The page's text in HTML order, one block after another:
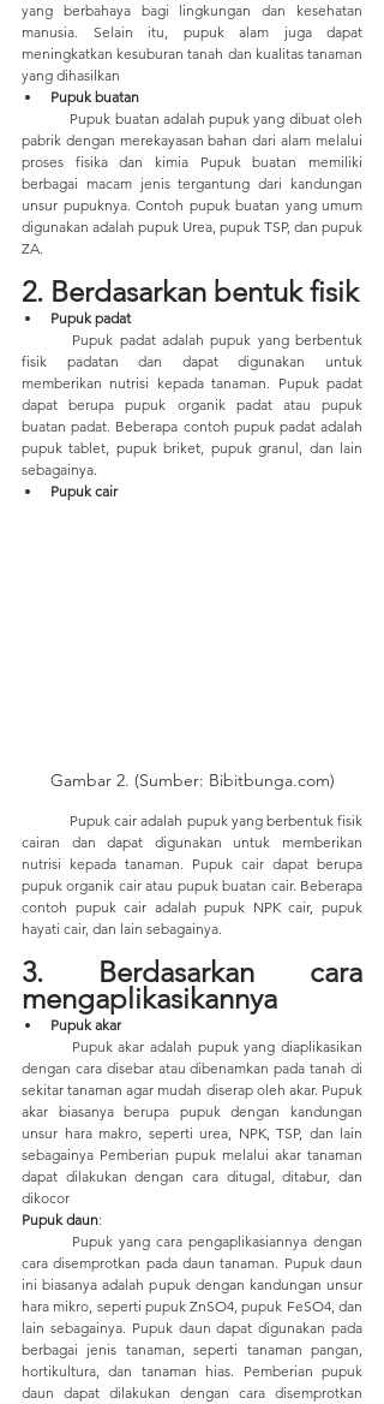
yang berbahaya bagi lingkungan dan kesehatan
manusia. Selain itu, pupuk alam juga dapat
meningkatkan kesuburan tanah dan kualitas tanaman
yang dihasilkan
Pupuk buatan
pabrik dengan merekayasan bahan dari alam melalui
proses fisika dan kimia Pupuk buatan memiliki
berbagai macam jenis tergantung dari kandungan
unsur pupuknya. Contoh pupuk buatan yang umum
digunakan adalah pupuk Urea, pupuk TSP, dan pupuk
ZA.
2. Berdasarkan bentuk fisik
Pupuk padat
fisik padatan dan dapat digunakan untuk
memberikan nutrisi kepada tanaman. Pupuk padat
dapat berupa pupuk organik padat atau pupuk
buatan padat. Beberapa contoh pupuk padat adalah
pupuk tablet, pupuk briket, pupuk granul, dan lain
sebagainya.
Pupuk cair
Gambar 2. (Sumber: Bibitbunga.com)
cairan dan dapat digunakan untuk memberikan
nutrisi kepada tanaman. Pupuk cair dapat berupa
pupuk organik cair atau pupuk buatan cair. Beberapa
contoh pupuk cair adalah pupuk NPK cair, pupuk
hayati cair, dan lain sebagainya.
3. Berdasarkan cara
mengaplikasikannya
Pupuk akar
dengan cara disebar atau dibenamkan pada tanah di
sekitar tanaman agar mudah diserap oleh akar. Pupuk
akar biasanya berupa pupuk dengan kandungan
unsur hara makro, seperti urea, NPK, TSP, dan lain
sebagainya Pemberian pupuk melalui akar tanaman
dapat dilakukan dengan cara ditugal, ditabur, dan
dikocor
Pupuk daun:
cara disemprotkan pada daun tanaman. Pupuk daun
ini biasanya adalah pupuk dengan kandungan unsur
hara mikro, seperti pupuk ZnSO4, pupuk FeSO4, dan
lain sebagainya. Pupuk daun dapat digunakan pada
berbagai jenis tanaman, seperti tanaman pangan,
hortikultura, dan tanaman hias. Pemberian pupuk
daun dapat dilakukan dengan cara disemprotkan